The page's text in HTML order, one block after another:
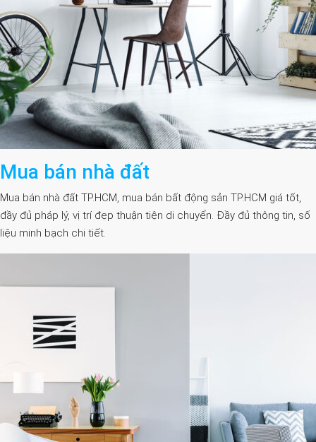
Mua bán nhà đất
Mua bán nhà đất TP.HCM, mua bán bất động sản TP.HCM giá tốt,
đầy đủ pháp lý, vị trí đẹp thuận tiện di chuyển. Đầy đủ thông tin, số
liệu minh bạch chi tiết.